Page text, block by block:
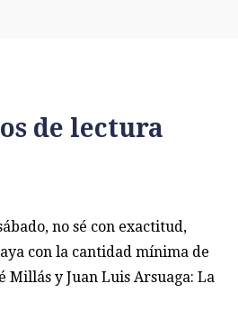
de lectura
no sé con exactitud,
con la cantidad mínima de
Millás y Juan Luis Arsuaga: La